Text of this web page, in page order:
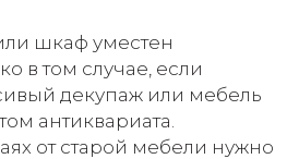
шкаф уместен
в том случае, если
декупаж или мебель
антиквариата.
от старой мебели нужно